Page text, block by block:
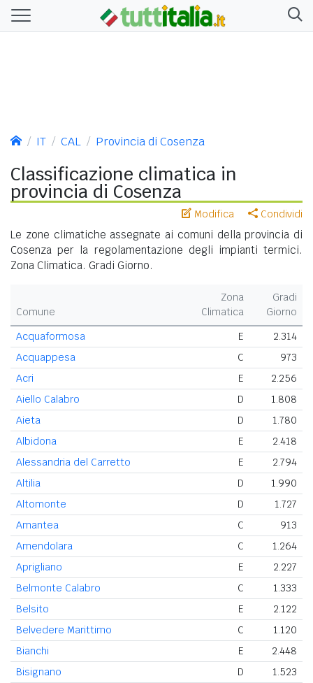
IT CAL Provincia di Cosenza
Classificazione climatica in
provincia di Cosenza
Modifica Condividi
Le zone climatiche assegnate ai comuni della provincia di
Cosenza per la regolamentazione degli impianti termici.
Zona Climatica. Gradi Giorno.
Comune
Zona
Climatica
Gradi
Giorno
Acquaformosa
E
2.314
Acquappesa
C
973
Acri
E
2.256
Aiello Calabro
D
1.808
Aieta
D
1.780
Albidona
E
2.418
Alessandria del Carretto
E
2.794
Altilia
D
1.990
Altomonte
D
1.727
Amantea
C
913
Amendolara
C
1.264
Aprigliano
E
2.227
Belmonte Calabro
C
1.333
Belsito
E
2.122
Belvedere Marittimo
C
1.120
Bianchi
E
2.448
Bisignano
D
1.523